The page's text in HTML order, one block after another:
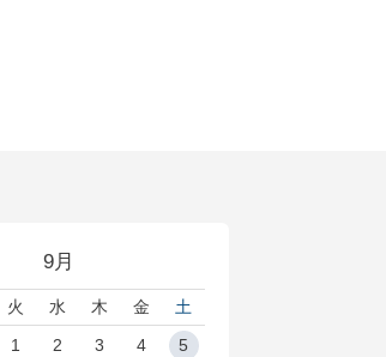
9月
火 水 木 金
土
1
2 3 4 5